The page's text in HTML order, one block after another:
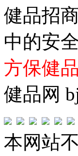
健品招
中的安
方保健
健品网
本网站